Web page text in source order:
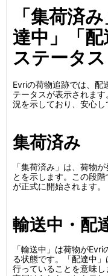
「集荷済
達中」「
ステータス
Evriの荷物追跡では、配
テータスが表示されま
況を示しており、安心し
集荷済み
「集荷済み」は、荷物
とを示します。この段
が正式に開始されます。
輸送中・配
「輸送中」は荷物が
る状態です。「配達中
行っていることを意味